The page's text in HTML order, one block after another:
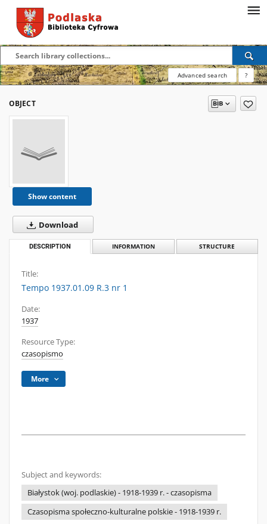
Advanced search ?
OBJECT
Show content
Download
DESCRIPTION INFORMATION STRUCTURE
Title:
Tempo 1937.01.09 R.3 nr 1
Date:
1937
Resource Type:
czasopismo
More
Subject and keywords:
Białystok (woj. podlaskie) - 1918-1939 r. - czasopisma
Czasopisma społeczno-kulturalne polskie - 1918-1939 r.